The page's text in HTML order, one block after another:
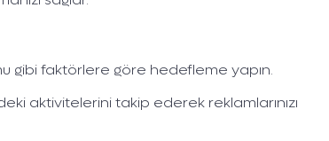
gibi faktörlere göre hedefleme yapın.
aktivitelerini takip ederek reklamlarınızı